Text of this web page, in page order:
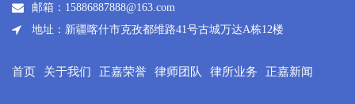
邮箱：15886887888@163.com
地址：新疆喀什市克孜都维路41号古城万达A栋12楼
首页 关于我们 正嘉荣誉 律师团队 律所业务 正嘉新闻